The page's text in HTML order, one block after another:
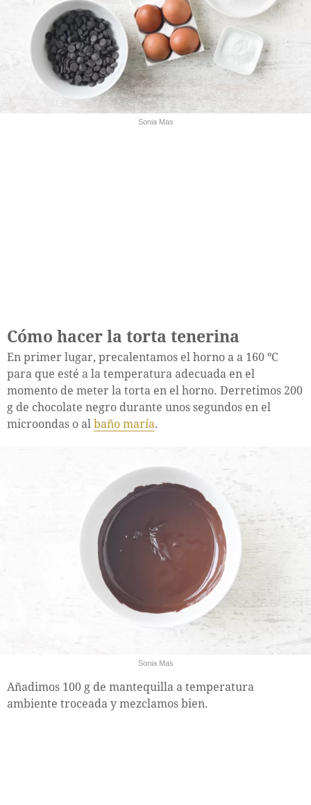
Sonia Mas
Cómo hacer la torta tenerina
En primer lugar, precalentamos el horno a a 160 ºC
para que esté a la temperatura adecuada en el
momento de meter la torta en el horno. Derretimos 200
g de chocolate negro durante unos segundos en el
microondas o al baño maría.
Sonia Mas
Añadimos 100 g de mantequilla a temperatura
ambiente troceada y mezclamos bien.